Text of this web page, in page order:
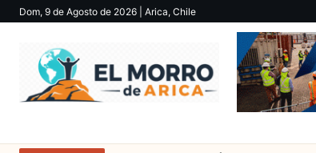
Dom, 9 de Agosto de 2026 | Arica, Chile